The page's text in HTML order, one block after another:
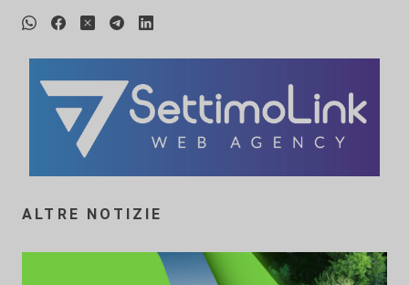
ALTRE NOTIZIE